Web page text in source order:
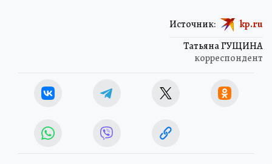
Татьяна ГУЩИНА
корреспондент
Источник: kp.ru